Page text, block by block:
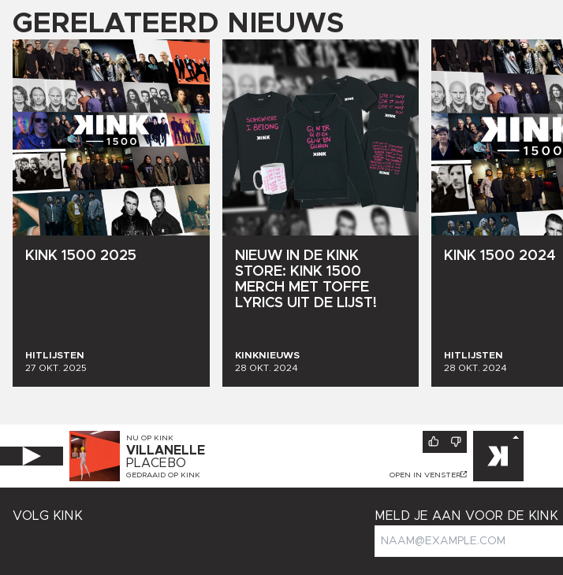
GERELATEERD NIEUWS
KINK 1500 2025
HITLIJSTEN
27 OKT. 2025
NIEUW IN DE KINK
STORE: KINK 1500
MERCH
MET TOFFE
LYRICS UIT DE LIJST!
KINKNIEUWS
28 OKT. 2024
KINK 1500 2024
HITLIJSTEN
28 OKT. 2024
NU OP KINK
VILLANELLE
PLACEBO
GEDRAAID OP KINK OPEN IN VENSTER
VOLG KINK MELD JE AAN VOOR DE KINK